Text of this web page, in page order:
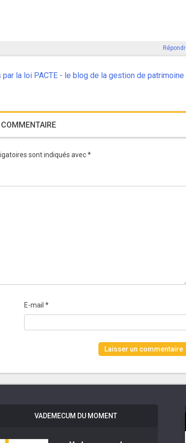
la loi PACTE - le blog de la gestion de patrimoine
sont indiqués avec*
E-mail *
VADEMECUM DU MOMENT